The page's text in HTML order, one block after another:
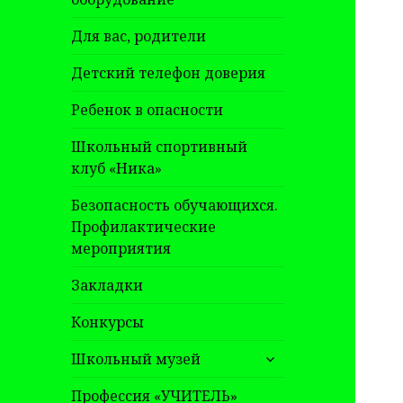
Для вас, родители
Детский телефон доверия
Ребенок в опасности
Школьный спортивный
клуб «Ника»
Безопасность обучающихся.
Профилактические
мероприятия
Закладки
Конкурсы
Школьный музей
раскрыть
дочернее
Профессия «УЧИТЕЛЬ»